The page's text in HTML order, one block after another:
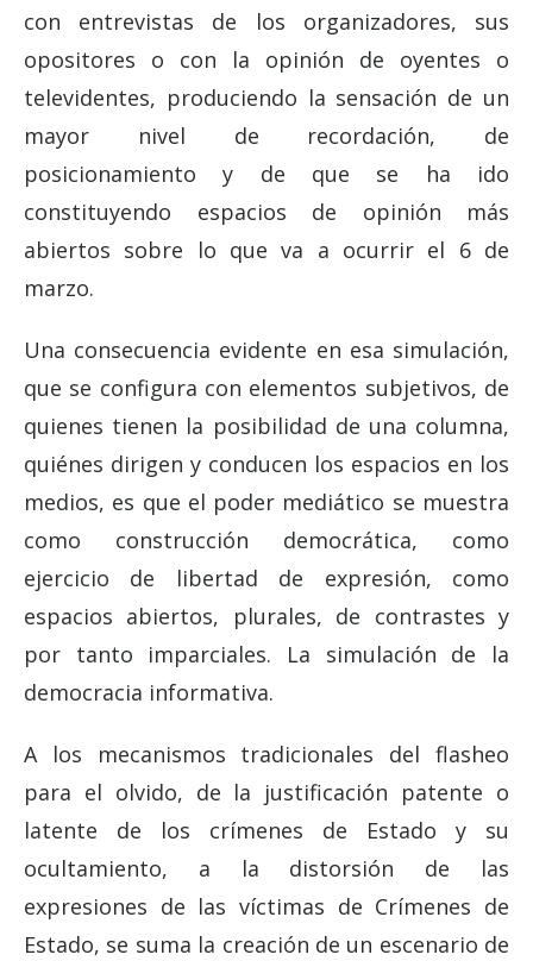
con entrevistas de los organizadores, sus
opositores o con la opinión de oyentes o
televidentes, produciendo la sensación de un
mayor nivel de recordación, de
posicionamiento y de que se ha ido
constituyendo espacios de opinión más
abiertos sobre lo que va a ocurrir el 6 de
marzo.
Una consecuencia evidente en esa simulación,
que se configura con elementos subjetivos, de
quienes tienen la posibilidad de una columna,
quiénes dirigen y conducen los espacios en los
medios, es que el poder mediático se muestra
como construcción democrática, como
ejercicio de libertad de expresión, como
espacios abiertos, plurales, de contrastes y
por tanto imparciales. La simulación de la
democracia informativa.
A los mecanismos tradicionales del flasheo
para el olvido, de la justificación patente o
latente de los crímenes de Estado y su
ocultamiento, a la distorsión de las
expresiones de las víctimas de Crímenes de
Estado, se suma la creación de un escenario de